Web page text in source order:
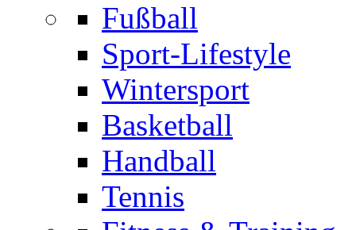
Fußball
Sport-Lifestyle
Wintersport
Basketball
Handball
Tennis